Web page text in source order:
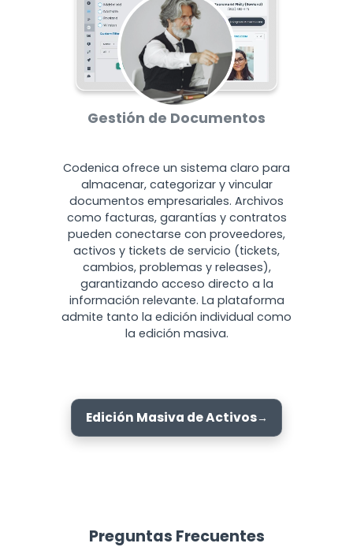
Gestión de Documentos
Codenica ofrece un sistema claro para
almacenar, categorizar y vincular
documentos empresariales. Archivos
como facturas, garantías y contratos
pueden conectarse con proveedores,
activos y tickets de servicio (tickets,
cambios, problemas y releases),
garantizando acceso directo a la
información relevante. La plataforma
admite tanto la edición individual como
la edición masiva.
Edición Masiva de Activos
Preguntas Frecuentes